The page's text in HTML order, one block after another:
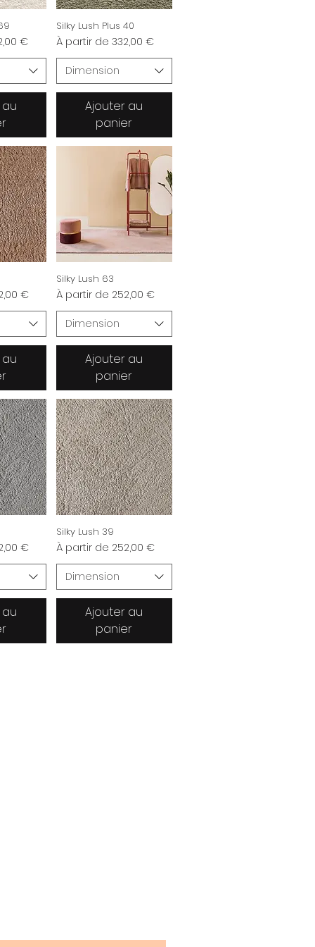
€
Silky Lush Plus 40
À partir de 332,00 €
Prix promotionnel
Dimension
Ajouter au
panier
€
Silky Lush 63
À partir de 252,00 €
Prix promotionnel
Dimension
Ajouter au
panier
€
Silky Lush 39
À partir de 252,00 €
Prix promotionnel
Dimension
Ajouter au
panier